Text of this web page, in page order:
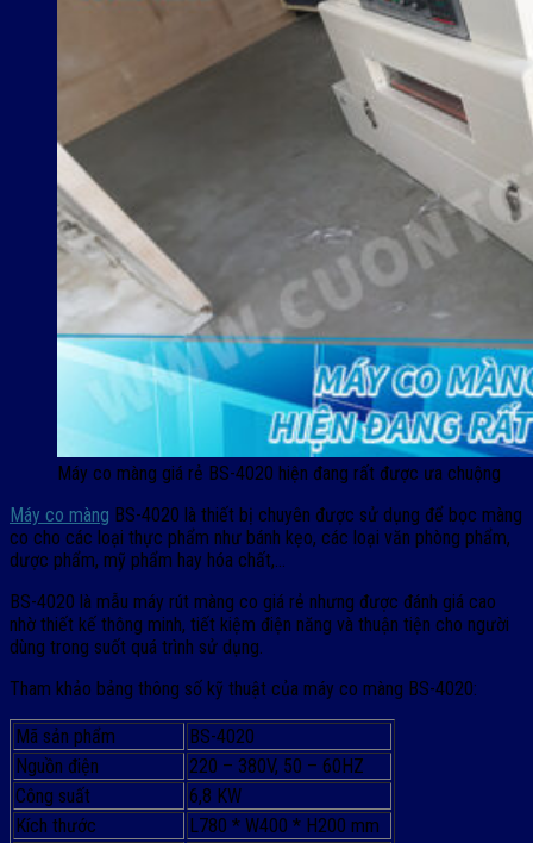
Máy co màng giá rẻ BS-4020 hiện đang rất được ưa chuộng
Máy co màng BS-4020 là thiết bị chuyên được sử dụng để bọc màng
co cho các loại thực phẩm như bánh kẹo, các loại văn phòng phẩm,
dược phẩm, mỹ phẩm hay hóa chất,…
BS-4020 là mẫu máy rút màng co giá rẻ nhưng được đánh giá cao
nhờ thiết kế thông minh, tiết kiệm điện năng và thuận tiện cho người
dùng trong suốt quá trình sử dụng.
Tham khảo bảng thông số kỹ thuật của máy co màng BS-4020:
Mã sản phẩm
BS-4020
Nguồn điện
220 – 380V, 50 – 60HZ
Công suất
6,8 KW
Kích thước
L780 * W400 * H200 mm